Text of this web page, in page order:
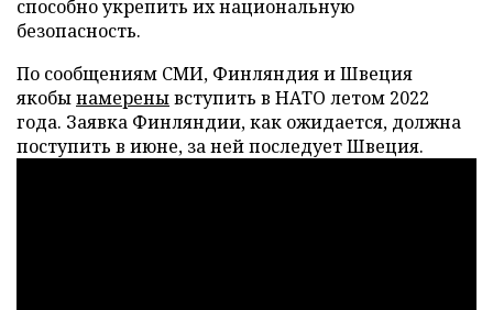
способно укрепить их национальную
безопасность.
По сообщениям СМИ, Финляндия и Швеция
якобынамеренывступить в НАТО летом 2022
года. Заявка Финляндии, как ожидается, должна
поступить в июне, за ней последует Швеция.